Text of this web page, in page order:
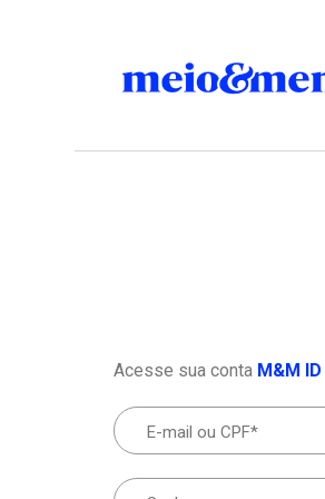
Acesse sua conta M&M ID